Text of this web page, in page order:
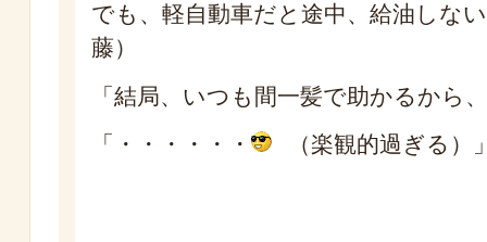
でも、軽自動車だと途中、給油しな
藤）
「結局、いつも間一髪で助かるから
「・・・・・・
（楽観的過ぎる）